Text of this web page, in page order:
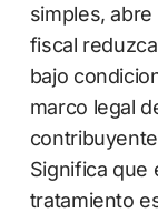
simples,
fiscal
bajo
marco legal
Significa que
tratamiento